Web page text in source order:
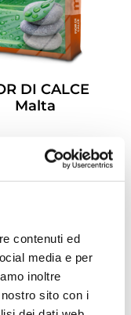
contenuti ed
media e per
inoltre
sito con i
DI CALCE
Malta